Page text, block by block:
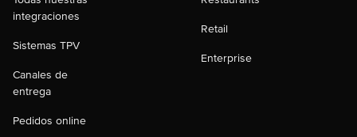
integraciones
Sistemas TPV
Canales de
entrega
Pedidos online
Retail
Enterprise